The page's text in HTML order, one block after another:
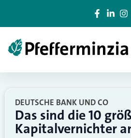
DEUTSCHE BANK UND CO
Das sind die 10
Kapitalvernichter